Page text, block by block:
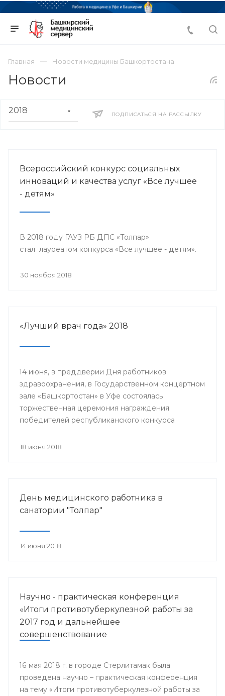
Главная Новости медицины Башкортостана
Новости
ПОДПИСАТЬСЯ НА РАССЫЛКУ
Всероссийский конкурс социальных
инноваций и качества услуг «Все лучшее
- детям»
В 2018 году ГАУЗ РБ ДПС «Толпар»
стал лауреатом конкурса «Все лучшее - детям».
30 ноября 2018
«Лучший врач года» 2018
14 июня, в преддверии Дня работников
здравоохранения, в Государственном концертном
зале «Башкортостан» в Уфе состоялась
торжественная церемония награждения
победителей республиканского конкурса
мероприятие, посвященное Дню медицинского
18 июня 2018
День медицинского работника в
санатории "Толпар"
14 июня 2018
Научно - практическая конференция
«Итоги противотуберкулезной работы за
2017 год и дальнейшее
совершенствование
16 мая 2018 г. в городе Стерлитамак была
проведена научно – практическая конференция
на тему «Итоги противотуберкулезной работы за